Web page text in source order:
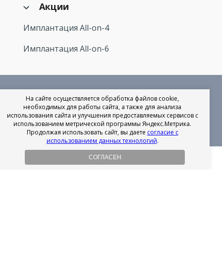
Акции
Имплантация All-on-4
Имплантация All-on-6
Политика конфиденциальности
© 2026 Все права защищены
На сайте осуществляется обработка файлов cookie,
необходимых для работы сайта, а также для анализа
использования сайта и улучшения предоставляемых сервисов с
использованием метрической программы Яндекс.Метрика.
Продолжая использовать сайт, вы даете согласие с
использованием данных технологий.
СОГЛАСЕН